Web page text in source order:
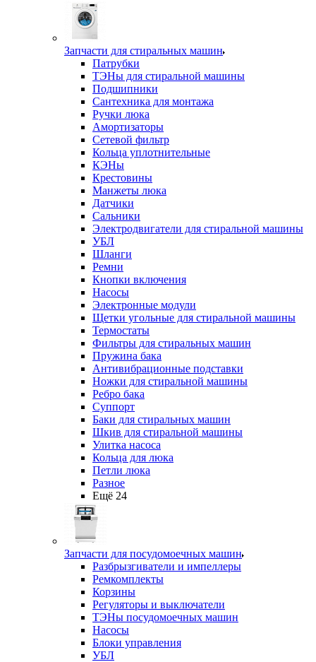
Запчасти для стиральных машин
Патрубки
ТЭНы для стиральной машины
Подшипники
Сантехника для монтажа
Ручки люка
Амортизаторы
Сетевой фильтр
Кольца уплотнительные
КЭНы
Крестовины
Манжеты люка
Датчики
Сальники
Электродвигатели для стиральной машины
УБЛ
Шланги
Ремни
Кнопки включения
Насосы
Электронные модули
Щетки угольные для стиральной машины
Термостаты
Фильтры для стиральных машин
Пружина бака
Антивибрационные подставки
Ножки для стиральной машины
Ребро бака
Суппорт
Баки для стиральных машин
Шкив для стиральной машины
Улитка насоса
Кольца для люка
Петли люка
Разное
Ещё 24
Запчасти для посудомоечных машин
Разбрызгиватели и импеллеры
Ремкомплекты
Корзины
Регуляторы и выключатели
ТЭНы посудомоечных машин
Насосы
Блоки управления
УБЛ